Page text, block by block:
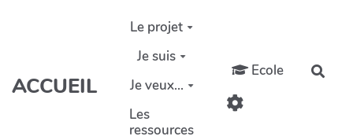
Aller au contenu principal
ACCUEIL
Le projet
Je suis
Je veux...
Les
ressources
Ecole